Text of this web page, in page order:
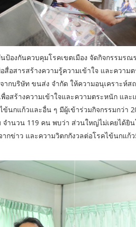
องกันควบคุมโรคเขตเมือง จัดกิจกรรมรณ
อสารสร้างความรู้ความเข้าใจ และความ
ากบริษัท ขนส่ง จำกัด ให้ความอนุเคราะห์
อสร้างความเข้าใจและความตระหนัก แล
ข้นกแก้วและอื่น ๆ มีผู้เข้าร่วมกิจกรรมกว่า
ำนวน 119 คน พบว่า ส่วนใหญ่ไม่เคยได้ยิน
ากข่าว และความวิตกกังวลต่อโรคไข้นกแก้